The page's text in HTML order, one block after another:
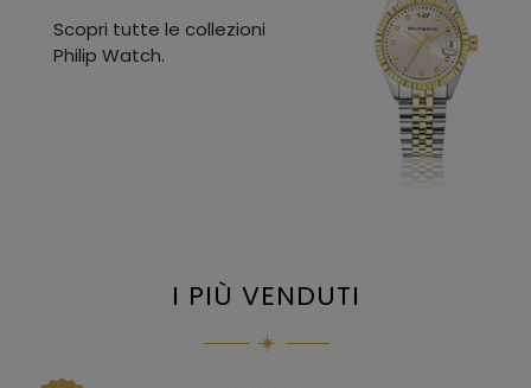
Scopri tutte le collezioni
Philip Watch.
I PIÙ VENDUTI